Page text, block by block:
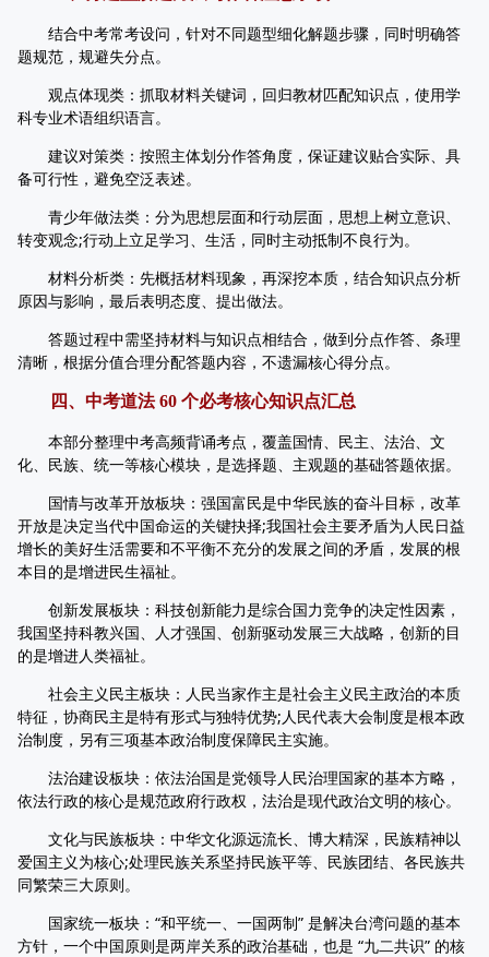
结合中考常考设问，针对不同题型细化解题步骤，同时明确答
题规范，规避失分点。
观点体现类：抓取材料关键词，回归教材匹配知识点，使用学
科专业术语组织语言。
建议对策类：按照主体划分作答角度，保证建议贴合实际、具
备可行性，避免空泛表述。
青少年做法类：分为思想层面和行动层面，思想上树立意识、
转变观念;行动上立足学习、生活，同时主动抵制不良行为。
材料分析类：先概括材料现象，再深挖本质，结合知识点分析
原因与影响，最后表明态度、提出做法。
答题过程中需坚持材料与知识点相结合，做到分点作答、条理
清晰，根据分值合理分配答题内容，不遗漏核心得分点。
四、中考道法 60 个必考核心知识点汇总
本部分整理中考高频背诵考点，覆盖国情、民主、法治、文
化、民族、统一等核心模块，是选择题、主观题的基础答题依据。
国情与改革开放板块：强国富民是中华民族的奋斗目标，改革
开放是决定当代中国命运的关键抉择;我国社会主要矛盾为人民日益
增长的美好生活需要和不平衡不充分的发展之间的矛盾，发展的根
本目的是增进民生福祉。
创新发展板块：科技创新能力是综合国力竞争的决定性因素，
我国坚持科教兴国、人才强国、创新驱动发展三大战略，创新的目
的是增进人类福祉。
社会主义民主板块：人民当家作主是社会主义民主政治的本质
特征，协商民主是特有形式与独特优势;人民代表大会制度是根本政
治制度，另有三项基本政治制度保障民主实施。
法治建设板块：依法治国是党领导人民治理国家的基本方略，
依法行政的核心是规范政府行政权，法治是现代政治文明的核心。
文化与民族板块：中华文化源远流长、博大精深，民族精神以
爱国主义为核心;处理民族关系坚持民族平等、民族团结、各民族共
同繁荣三大原则。
国家统一板块：“和平统一、一国两制” 是解决台湾问题的基本
方针，一个中国原则是两岸关系的政治基础，也是 “九二共识” 的核